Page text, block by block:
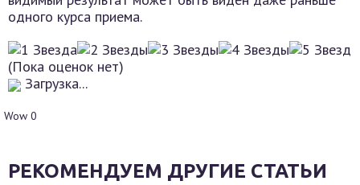
одного курса приема.
(Пока оценок нет)
Загрузка...
Wow 0
РЕКОМЕНДУЕМ ДРУГИЕ СТАТЬИ